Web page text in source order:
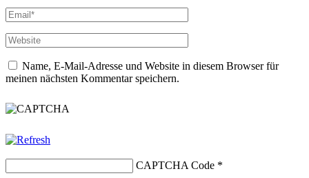
Name, E-Mail-Adresse und Website in diesem Browser für
meinen nächsten Kommentar speichern.
CAPTCHA Code *